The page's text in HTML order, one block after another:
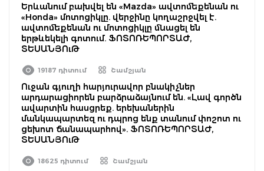
Երևանում բախվել են «Mazda» ավտոմեքենան ու
«Honda» մոտոցիկլը. վերջինը կողաշրջվել է.
ավտոմեքենան ու մոտոցիկլը մնացել են
երթևեկելի գոտում. ՖՈՏՈՌԵՊՈՐՏԱԺ,
ՏԵՍԱՆՅՈւԹ
19187 դիտում Շամշյան
Ուջան գյուղի հարյուրավոր բնակիչներ
արդարացիորեն բարձրաձայնում են. «Լավ գործն
ավարտին հասցրեք. երեխաներին
մանկապարտեզ ու դպրոց ենք տանում փոշոտ ու
ցեխոտ ճանապարհով». ՖՈՏՈՌԵՊՈՐՏԱԺ,
ՏԵՍԱՆՅՈւԹ
18625 դիտում Շամշյան